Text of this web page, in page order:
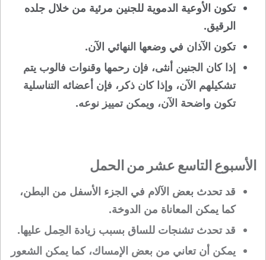
تكون الأوعية الدموية للجنين مرئية من خلال جلده
الرقيق.
تكون الآذان في وضعها النهائي الآن.
إذا كان الجنين أنثى، فإن رحمها وقنوات فالوب يتم
تشكيلهم الآن، وإذا كان ذكر، فإن أعضائه التناسلية
تكون واضحة الآن، ويمكن تمييز نوعه.
الأسبوع التاسع عشر من الحمل
قد تحدث بعض الآلام في الجزء الأسفل من البطن،
كما يمكن المعاناة من الدوخة.
قد تحدث تشنجات للساق بسبب زيادة الحِمل عليها.
يمكن أن تعاني من بعض الإمساك، كما يمكن الشعور